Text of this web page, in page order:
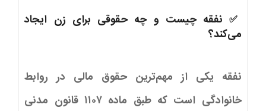
✅نفقه چیست و چه حقوقی برای زن ایجاد
می‌کند؟
نفقه یکی از مهم‌ترین حقوق مالی در روابط
خانوادگی است که طبق ماده ۱۱۰۷ قانون مدنی